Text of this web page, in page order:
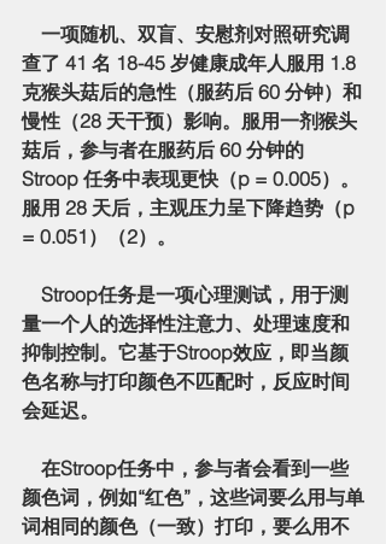
查了 41 名 18-45 岁健康成年人服用 1.8
克猴头菇后的急性（服药后 60 分钟）和
慢性（28 天干预）影响。服用一剂猴头
菇后，参与者在服药后 60 分钟的
Stroop 任务中表现更快（p = 0.005）。
服用 28 天后，主观压力呈下降趋势（p
= 0.051）（2）。
量一个人的选择性注意力、处理速度和
抑制控制。它基于Stroop效应，即当颜
色名称与打印颜色不匹配时，反应时间
会延迟。
颜色词，例如“红色”，这些词要么用与单
词相同的颜色（一致）打印，要么用不